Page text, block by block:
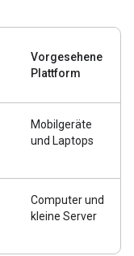
Vorgesehene
Plattform
Mobilgeräte
und Laptops
Computer und
kleine Server